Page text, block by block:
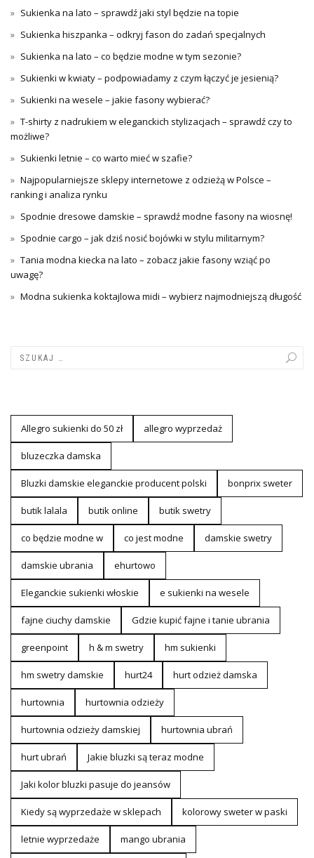
Sukienka na lato – sprawdź jaki styl będzie na topie
Sukienka hiszpanka – odkryj fason do zadań specjalnych
Sukienka na lato – co będzie modne w tym sezonie?
Sukienki w kwiaty – podpowiadamy z czym łączyć je jesienią?
Sukienki na wesele – jakie fasony wybierać?
T-shirty z nadrukiem w eleganckich stylizacjach – sprawdź czy to
możliwe?
Sukienki letnie – co warto mieć w szafie?
Najpopularniejsze sklepy internetowe z odzieżą w Polsce –
ranking i analiza rynku
Spodnie dresowe damskie – sprawdź modne fasony na wiosnę!
Spodnie cargo – jak dziś nosić bojówki w stylu militarnym?
Tania modna kiecka na lato – zobacz jakie fasony wziąć po
uwagę?
Modna sukienka koktajlowa midi – wybierz najmodniejszą długość
Allegro sukienki do 50 zł allegro wyprzedaż
bluzeczka damska
Bluzki damskie eleganckie producent polski bonprix sweter
butik lalala butik online butik swetry
co będzie modne w co jest modne damskie swetry
damskie ubrania ehurtowo
Eleganckie sukienki włoskie e sukienki na wesele
fajne ciuchy damskie Gdzie kupić fajne i tanie ubrania
greenpoint h & m swetry hm sukienki
hm swetry damskie hurt24 hurt odzież damska
hurtownia hurtownia odzieży
hurtownia odzieży damskiej hurtownia ubrań
hurt ubrań Jakie bluzki są teraz modne
Jaki kolor bluzki pasuje do jeansów
Kiedy są wyprzedaże w sklepach kolorowy sweter w paski
letnie wyprzedaże mango ubrania